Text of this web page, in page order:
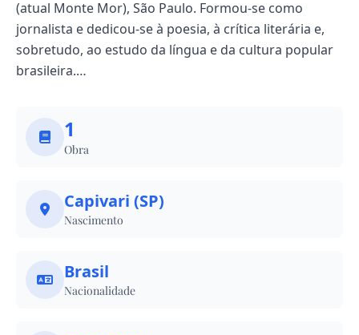
(atual Monte Mor), São Paulo. Formou-se como
jornalista e dedicou-se à poesia, à crítica literária e,
sobretudo, ao estudo da língua e da cultura popular
brasileira.…
1
Obra
Capivari (SP)
Nascimento
Brasil
Nacionalidade